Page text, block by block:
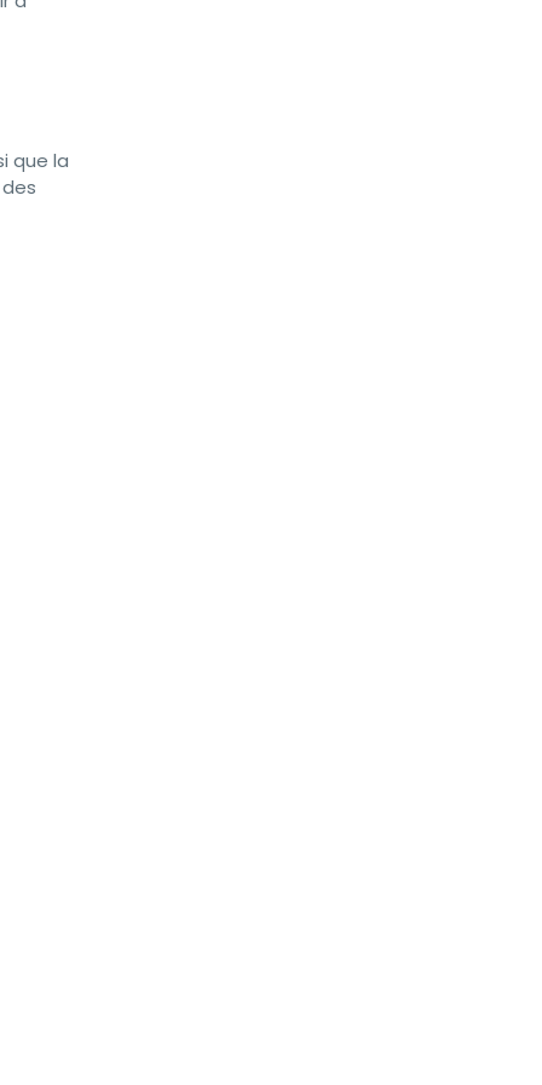
que la